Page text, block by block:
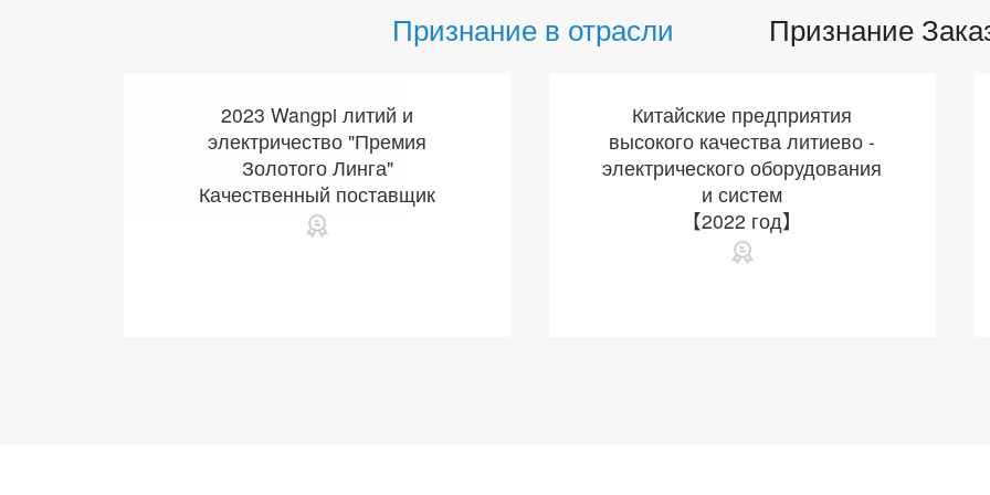
Признание в отрасли Признание
2023 Wangpi литий и
электричество "Премия
Золотого Линга"
Качественный поставщик
Китайские предприятия
высокого качества литиево -
электрического оборудования
и систем
【2022 год】